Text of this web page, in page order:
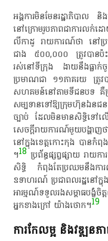
អង្គការ​មិនមែន​រដ្ឋាភិបាល​ និ
នៅ​ក្រោម​រូបភាព​ជា​ការ​លក់​ដ
លី​កាដូ​ រាយការណ៍​ថា​ នៅ​ប្រ
ជាង​ ៥០០,០០០​ ត្រូវ​បាន​ប៉
រស់នៅ​ទីក្រុង​ ងាយ​នឹង​ធ្លាក់​ចូ
ប្រមាណ​ជា​ ១១​ភាគរយ​ ត្រូវ​ប
សហគមន៍​នៅ​តាម​ទី​ជនបទ​ គឺ​
សម្បទាន​ទៅ​ឱ្យ​ក្រុមហ៊ុន​ឯន​
ច្បាប់​ ដែល​មិន​មាន​សិទ្ធិ​ទៅ​ល
សេចក្តីរាយការណ៍​មួយ​បង្ហា
នៅ​ក្នុង​ខេត្តកោះកុង​ បាន​កំ
។18 ប្រព័ន្ធ​ផ្សព្វផ្សាយ​ រា
សិទ្ធិ​ កំពុង​តែ​ប្រឈម​នឹង​ក
ឧទាហរណ៍​ ប្រជាពលរដ្ឋ​នៅ​ក្នុ
អារម្មណ៍​ទទួល​រង​សម្ពាធ​បង្ខំចិ
អ្នក​ខាងក្រៅ​ យ៉ាង​ថោក​។19
ការកែលម្អ និង​វឌ្ឍន